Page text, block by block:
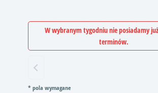
W wybranym tygodniu nie posiadamy
terminów.
* pola wymagane